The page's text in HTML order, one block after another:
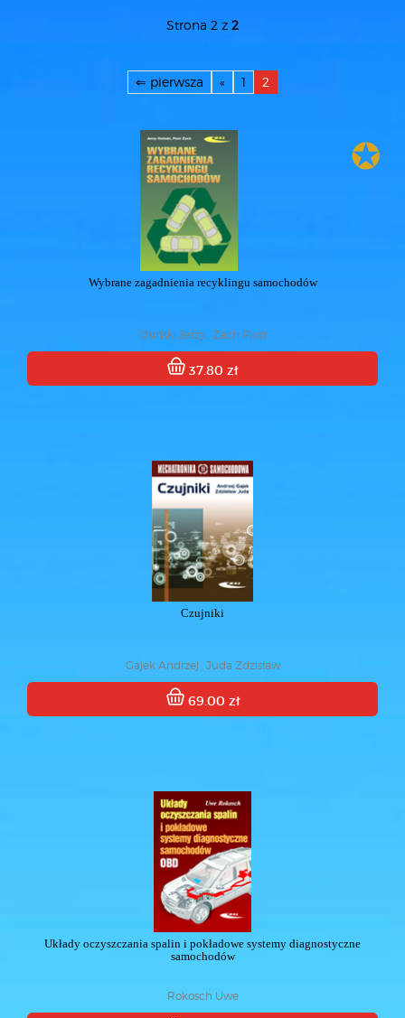
Strona 2 z 2
⇐ pierwsza « 1 2
✪
Wybrane zagadnienia recyklingu samochodów
Osiński Jerzy , Żach Piotr
37.80 zł
Czujniki
Gajek Andrzej , Juda Zdzisław
69.00 zł
Układy oczyszczania spalin i pokładowe systemy diagnostyczne
samochodów
Rokosch Uwe